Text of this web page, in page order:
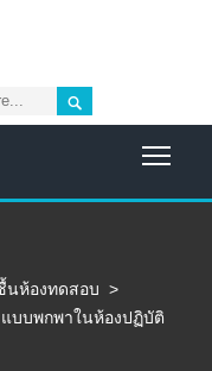

ห้องทดสอบ >
บบพกพาในห้องปฏิบัติ